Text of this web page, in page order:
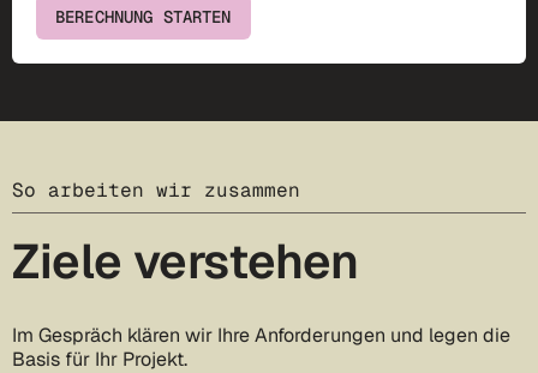
BERECHNUNG STARTEN
So arbeiten wir zusammen
Ziele verstehen
Im Gespräch klären wir Ihre Anforderungen und legen die
Basis für Ihr Projekt.